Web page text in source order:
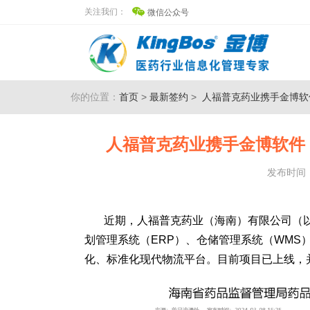
关注我们： 微信公众号
你的位置： 首页 > 最新签约 > 人福普克药业携手金博
人福普克药业携手金博软
发布时间
近期，人福普克药业（海南）有限公司（
划管理系统（ERP）、仓储管理系统（WMS
化、标准化现代物流平台。目前项目已上线